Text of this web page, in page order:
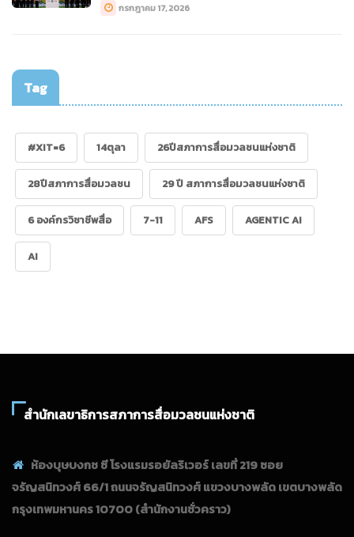
กรกฎาคม 17, 2026
Tag
#XIT=6 14ตุลา 26ปีสภาการสื่อมวลชนแห่งชาติ
28ปีสภาการสื่อมวลชน 29 ปี สภาการสื่อมวลชนแห่งชาติ
6 องค์กรวิชาชีพสื่อ 7-11 AFS AGENTIC AI
AI
สำนักเลขาธิการสภาการสื่อมวลชนแห่งชาติ
ห้องบุษบงกช ซี โรงแรมรอยัลริเวอร์ เลขที่ 219 ซอย
จรัญสนิทวงศ์ 66/1 ถนนจรัญสนิทวงศ์ แขวงบางพลัด เขตบางพลัด
กรุงเทพมหานคร 10700(สำนักงานชั่วคราว)